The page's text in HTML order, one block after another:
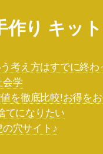
作り キット
考え方はすでに終わ
会学
を徹底比較!お得を
てになりたい
穴サイト♪